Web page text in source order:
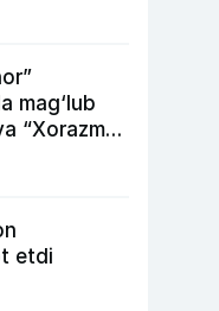
mag‘lub
“Xorazm”
etdi